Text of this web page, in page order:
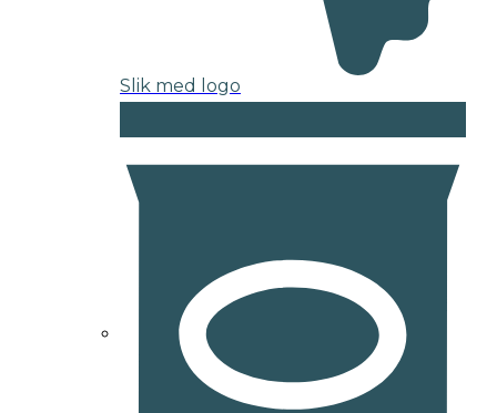
Slik med logo